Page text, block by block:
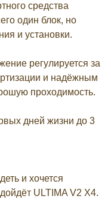
средства
один блок, но
и установки.
регулируется за
и надёжным
проходимость.
дней жизни до 3
и хочется
ULTIMA V2 X4.